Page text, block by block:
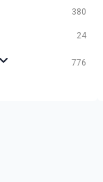
380
24
776